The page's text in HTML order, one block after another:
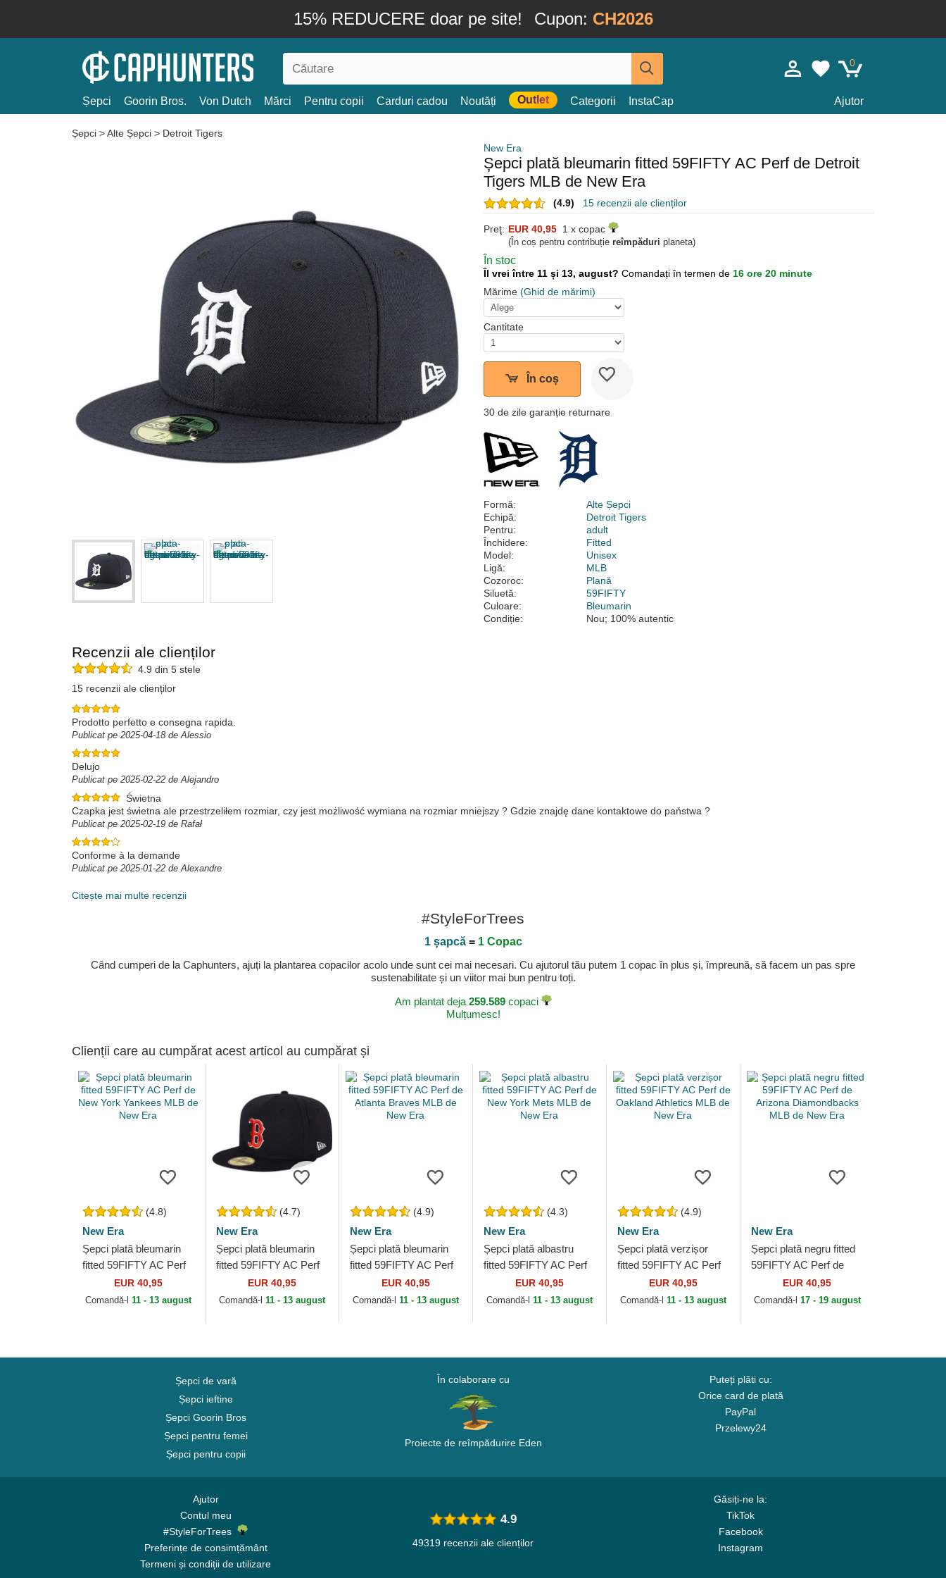
15% REDUCERE doar pe site! Cupon: CH2026
0
Șepci Goorin Bros. Von Dutch Mărci Pentru copii Carduri cadou Noutăți Outlet Categorii InstaCap Ajutor
Șepci >Alte Șepci > Detroit Tigers
New Era
Șepci plată bleumarin fitted 59FIFTY AC Perf de Detroit
Tigers MLB de New Era
(4.9) 15 recenzii ale clienților
Preţ: EUR 40,95 1 x copac
(În coș pentru contribuție reîmpăduri planeta)
În stoc
Îl vrei între 11 și 13, august? Comandați în termen de 16 ore 20 minute
Mărime (Ghid de mărimi)
Cantitate
În coș
30 de zile garanție returnare
Formă:
Alte Șepci
Echipă:
Detroit Tigers
Pentru:
adult
Închidere:
Fitted
Model:
Unisex
Ligă:
MLB
Cozoroc:
Plană
Siluetă:
59FIFTY
Culoare:
Bleumarin
Condiție:
Nou; 100% autentic
Recenzii ale clienților
4.9 din 5 stele
15 recenzii ale clienților
Prodotto perfetto e consegna rapida.
Publicat pe 2025-04-18 de Alessio
Delujo
Publicat pe 2025-02-22 de Alejandro
Świetna
Czapka jest świetna ale przestrzeliłem rozmiar, czy jest możliwość wymiana na rozmiar mniejszy ? Gdzie znajdę dane kontaktowe do państwa ?
Publicat pe 2025-02-19 de Rafał
Conforme à la demande
Publicat pe 2025-01-22 de Alexandre
Citește mai multe recenzii
#StyleForTrees
1 șapcă= 1 Copac
Când cumperi de la Caphunters, ajuți la plantarea copacilor acolo unde sunt cei mai necesari. Cu ajutorul tău putem 1 copac în plus și, împreună, să facem un pas spre
sustenabilitate și un viitor mai bun pentru toți.
Am plantat deja 259.589copaci
Mulțumesc!
Clienții care au cumpărat acest articol au cumpărat și
(4.8)
New Era
Șepci plată bleumarin
fitted 59FIFTY AC Perf
de New York Yankees
MLB de New Era
EUR 40,95
Comandă-l 11 - 13 august
(4.7)
New Era
Șepci plată bleumarin
fitted 59FIFTY AC Perf
de Boston Red Sox
MLB de New Era
EUR 40,95
Comandă-l 11 - 13 august
(4.9)
New Era
Șepci plată bleumarin
fitted 59FIFTY AC Perf
de Atlanta Braves MLB
de New Era
EUR 40,95
Comandă-l 11 - 13 august
(4.3)
New Era
Șepci plată albastru
fitted 59FIFTY AC Perf
de New York Mets MLB
de New Era
EUR 40,95
Comandă-l 11 - 13 august
(4.9)
New Era
Șepci plată verzișor
fitted 59FIFTY AC Perf
de Oakland Athletics
MLB de New Era
EUR 40,95
Comandă-l 11 - 13 august
New Era
Șepci plată negru fitted
59FIFTY AC Perf de
Arizona Diamondbacks
MLB de New Era
EUR 40,95
Comandă-l 17 - 19 august
Șepci de vară
Șepci ieftine
Șepci Goorin Bros
Șepci pentru femei
Șepci pentru copii
În colaborare cu
Proiecte de reîmpădurire Eden
Puteți plăti cu:
Orice card de plată
PayPal
Przelewy24
Ajutor
Contul meu
#StyleForTrees
Preferințe de consimțământ
Termeni și condiții de utilizare
Găsiți-ne la:
TikTok
Facebook
Instagram
4.9
49319 recenzii ale clienților